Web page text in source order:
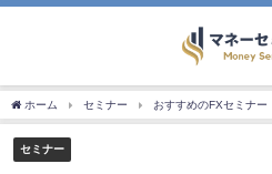
ホーム セミナー おすすめのFXセミナー
セミナー